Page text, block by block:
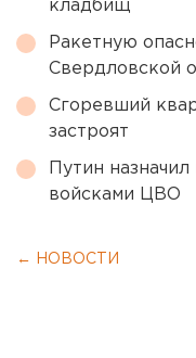
кладбищ
Ракетную
Свердловской
Сгоревший
застроят
Путин
войсками ЦВО
← НОВОСТИ